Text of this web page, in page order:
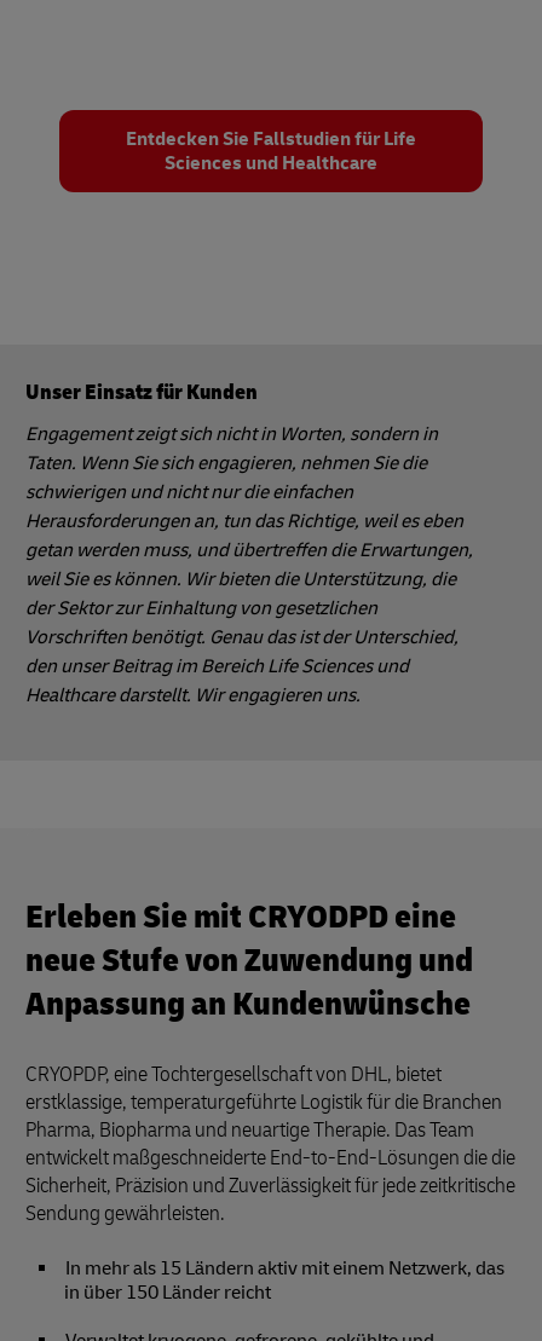
Entdecken Sie Fallstudien für Life
Sciences und Healthcare
Unser Einsatz für Kunden
Engagement zeigt sich nicht in Worten, sondern in
Taten. Wenn Sie sich engagieren, nehmen Sie die
schwierigen und nicht nur die einfachen
Herausforderungen an, tun das Richtige, weil es eben
getan werden muss, und übertreffen die Erwartungen,
weil Sie es können. Wir bieten die Unterstützung, die
der Sektor zur Einhaltung von gesetzlichen
Vorschriften benötigt. Genau das ist der Unterschied,
den unser Beitrag im Bereich Life Sciences und
Healthcare darstellt. Wir engagieren uns.
Erleben Sie mit CRYODPD eine
neue Stufe von Zuwendung und
Anpassung an Kundenwünsche
CRYOPDP, eine Tochtergesellschaft von DHL, bietet
erstklassige, temperaturgeführte Logistik für die Branchen
Pharma, Biopharma und neuartige Therapie. Das Team
entwickelt maßgeschneiderte End-to-End-Lösungen die die
Sicherheit, Präzision und Zuverlässigkeit für jede zeitkritische
Sendung gewährleisten.
In mehr als 15 Ländern aktiv mit einem Netzwerk, das
in über 150 Länder reicht